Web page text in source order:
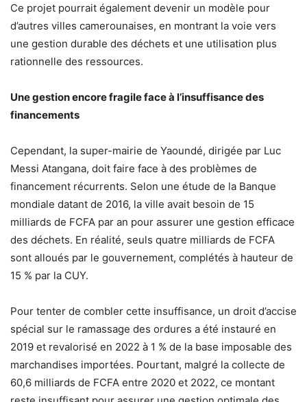
Ce projet pourrait également devenir un modèle pour
d’autres villes camerounaises, en montrant la voie vers
une gestion durable des déchets et une utilisation plus
rationnelle des ressources.
Une gestion encore fragile face à l’insuffisance des
financements
Cependant, la super-mairie de Yaoundé, dirigée par Luc
Messi Atangana, doit faire face à des problèmes de
financement récurrents. Selon une étude de la Banque
mondiale datant de 2016, la ville avait besoin de 15
milliards de FCFA par an pour assurer une gestion efficace
des déchets. En réalité, seuls quatre milliards de FCFA
sont alloués par le gouvernement, complétés à hauteur de
15 % par la CUY.
Pour tenter de combler cette insuffisance, un droit d’accise
spécial sur le ramassage des ordures a été instauré en
2019 et revalorisé en 2022 à 1 % de la base imposable des
marchandises importées. Pourtant, malgré la collecte de
60,6 milliards de FCFA entre 2020 et 2022, ce montant